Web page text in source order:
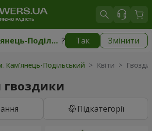
Кам'янець-Подільський ? Так Змінити
Подільський|безкоштовно
Кам'янець-Подільський > Квіти >
Підкатегорії